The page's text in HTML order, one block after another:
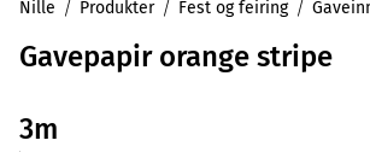
Nille Produkter Fest og feiring
Gavepapir orange stripe
3m